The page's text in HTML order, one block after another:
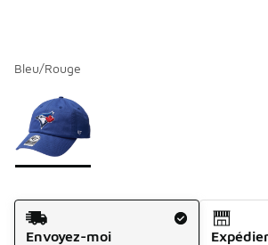
Bleu/Rouge
Page 1 de 1 affichant 1 à 1 de 1
Veuillez sélectionner un modèle
Méthode d’expédition
Envoyez-moi